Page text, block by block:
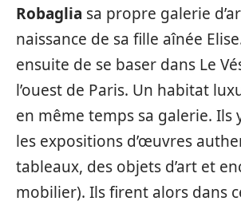
Robaglia sa propre galerie
naissance de sa fille aînée
ensuite de se baser dans Le
l’ouest de Paris. Un habitat
en même temps sa galerie. Ils
les expositions d’œuvres
tableaux, des objets d’art et
mobilier). Ils firent alors dans